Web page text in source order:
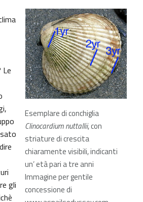
Esemplare di conchiglia
Clinocardium nuttallii, con
striature di crescita
chiaramente visibili, indicanti
un’ età pari a tre anni
Immagine per gentile
concessione di
Le
gli